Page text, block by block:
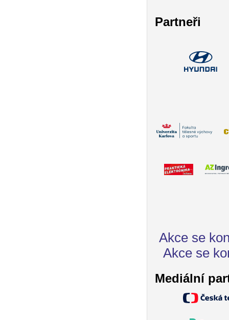
Partneři
Akce se
Akce se
Mediální